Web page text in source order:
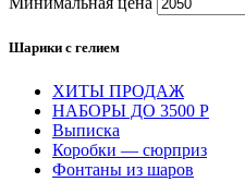
Шарики с гелием
ХИТЫ ПРОДАЖ
НАБОРЫ ДО 3500 Р
Выписка
Коробки — сюрприз
Фонтаны из шаров